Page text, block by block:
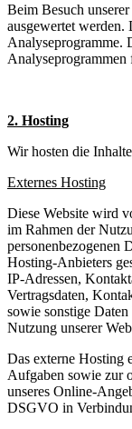
Beim Besuch
ausgewertet werden.
Analyseprogramme.
2. Hosting
Wir hosten die
Externes Hosting
Diese Website wird
im Rahmen der
personenbezogenen
Hosting-Anbieters
IP-Adressen,
Vertragsdaten,
sowie sonstige
Nutzung unserer
Das externe Hosting
Aufgaben sowie zur
unseres Online-
DSGVO in